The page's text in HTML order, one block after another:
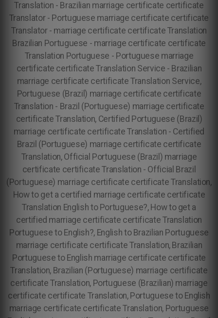
Translation - Brazilian marriage certificate certificate
Translator - Portuguese marriage certificate certificate
Translator - marriage certificate certificate Translation
Brazilian Portuguese - marriage certificate certificate
Translation Portuguese - Portuguese marriage
certificate certificate Translation Service - Brazilian
marriage certificate certificate Translation Service,
Portuguese (Brazil) marriage certificate certificate
Translation - Brazil (Portuguese) marriage certificate
certificate Translation, Certified Portuguese (Brazil)
marriage certificate certificate Translation - Certified
Brazil (Portuguese) marriage certificate certificate
Translation, Official Portuguese (Brazil) marriage
certificate certificate Translation - Official Brazil
(Portuguese) marriage certificate certificate Translation,
How to get a certified marriage certificate certificate
Translation English to Portuguese?, How to get a
certified marriage certificate certificate Translation
Portuguese to English?, English to Brazilian Portuguese
marriage certificate certificate Translation, Brazilian
Portuguese to English marriage certificate certificate
Translation, Brazilian (Portuguese) marriage certificate
certificate Translation, Portuguese (Brazilian) marriage
certificate certificate Translation, Portuguese to English
marriage certificate certificate Translation, Portuguese